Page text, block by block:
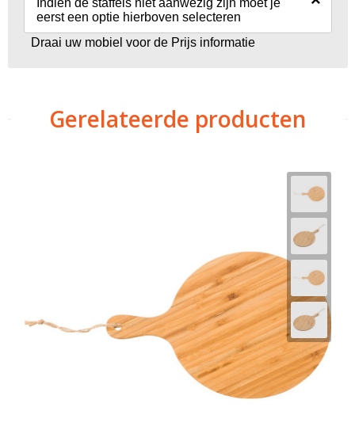
Indien de staffels niet aanwezig zijn moet je
eerst een optie hierboven selecteren
Draai uw mobiel voor de Prijs informatie
Gerelateerde producten